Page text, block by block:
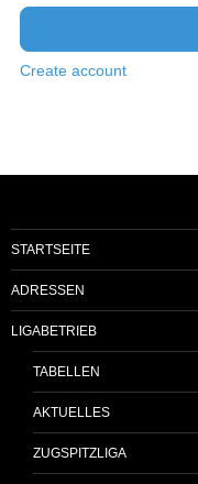
Create account
STARTSEITE
ADRESSEN
LIGABETRIEB
TABELLEN
AKTUELLES
ZUGSPITZLIGA